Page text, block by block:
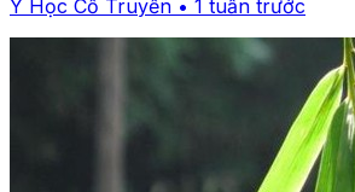
Y Học Cổ Truyền • 1 tuần trước